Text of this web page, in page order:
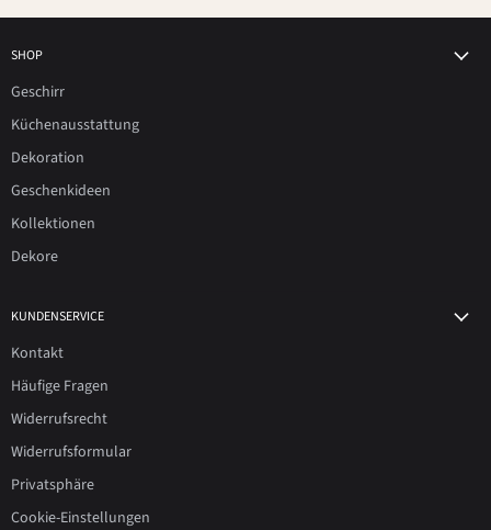
SHOP
Geschirr
Küchenausstattung
Dekoration
Geschenkideen
Kollektionen
Dekore
KUNDENSERVICE
Kontakt
Häufige Fragen
Widerrufsrecht
Widerrufsformular
Privatsphäre
Cookie-Einstellungen